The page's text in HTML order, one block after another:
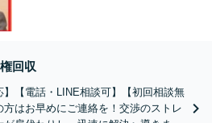
回収
】【電話・LINE相談可】【初回相談無
はお早めにご連絡を！交渉のストレ